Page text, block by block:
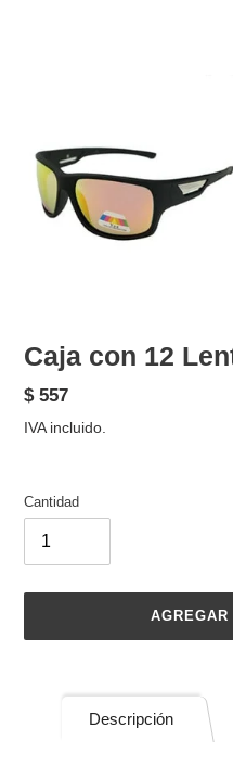
Caja con 12
Precio
habitual
$ 557
IVA incluido.
Cantidad
Descripción